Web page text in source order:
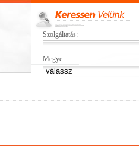
Szolgáltatás:
Megye: